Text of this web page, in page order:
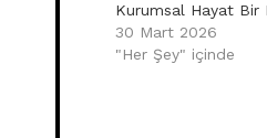
Kurumsal Hayat Bir
30 Mart 2026
"Her Şey" içinde